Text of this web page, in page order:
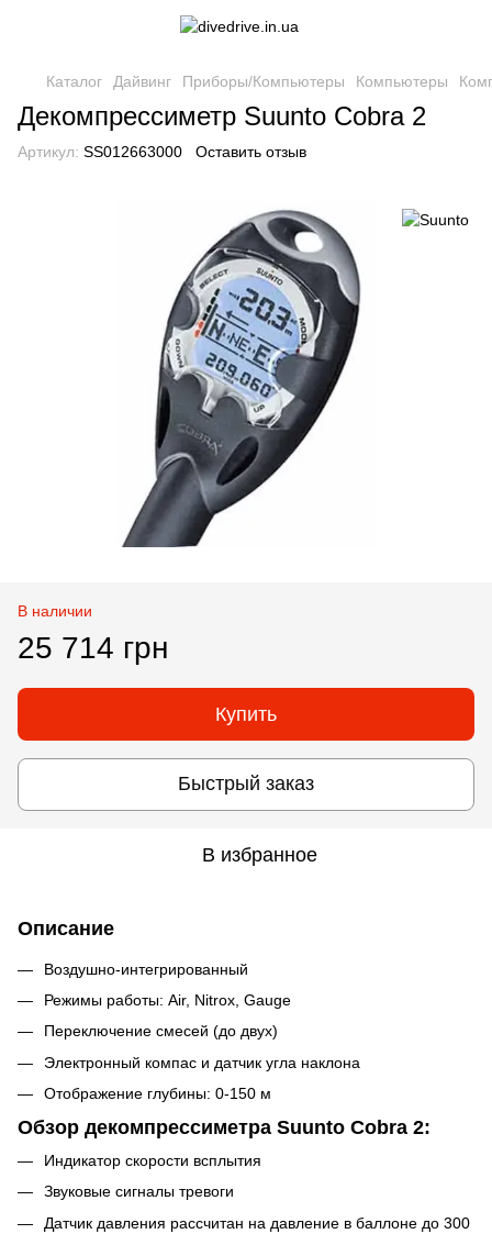
Каталог Дайвинг Приборы/Компьютеры Компьютеры
Декомпрессиметр Suunto Cobra 2
Артикул: SS012663000 Оставить отзыв
В наличии
25 714 грн
Купить
Быстрый заказ
В избранное
Описание
Воздушно-интегрированный
Режимы работы: Air, Nitrox, Gauge
Переключение смесей (до двух)
Электронный компас и датчик угла наклона
Отображение глубины: 0-150 м
Обзор декомпрессиметра Suunto Cobra 2:
Индикатор скорости всплытия
Звуковые сигналы тревоги
Датчик давления рассчитан на давление в баллоне до 300